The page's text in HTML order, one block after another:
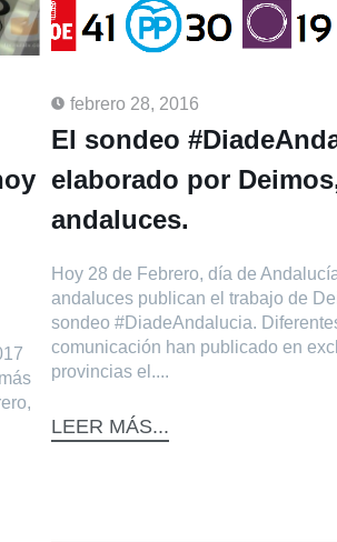
febrero 28, 2016
El sondeo
elaborado por
andaluces.
Hoy 28 de Febrero, día de
andaluces publican el trabajo de
sondeo #DiadeAndalucia.
comunicación han publicado en
provincias el....
LEER MÁS...